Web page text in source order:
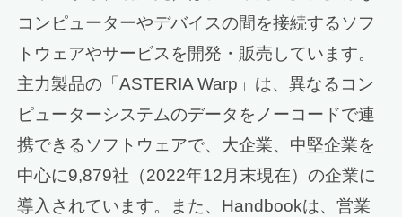
コンピューターやデバイスの間を接続するソフ
トウェアやサービスを開発・販売しています。
主力製品の「ASTERIA Warp」は、異なるコン
ピューターシステムのデータをノーコードで連
携できるソフトウェアで、大企業、中堅企業を
中心に9,879社（2022年12月末現在）の企業に
導入されています。また、Handbookは、営業